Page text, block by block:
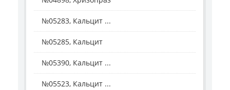
№05283, Кальцит ...
№05285, Кальцит
№05390, Кальцит ...
№05523, Кальцит ...